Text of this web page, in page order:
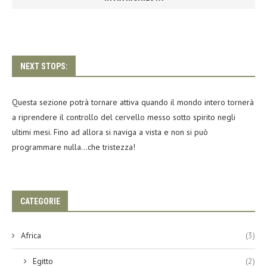
NEXT STOPS:
Questa sezione potrà tornare attiva quando il mondo intero tornerà
a riprendere il controllo del cervello messo sotto spirito negli
ultimi mesi. Fino ad allora si naviga a vista e non si può
programmare nulla…che tristezza!
CATEGORIE
Africa (3)
Egitto (2)